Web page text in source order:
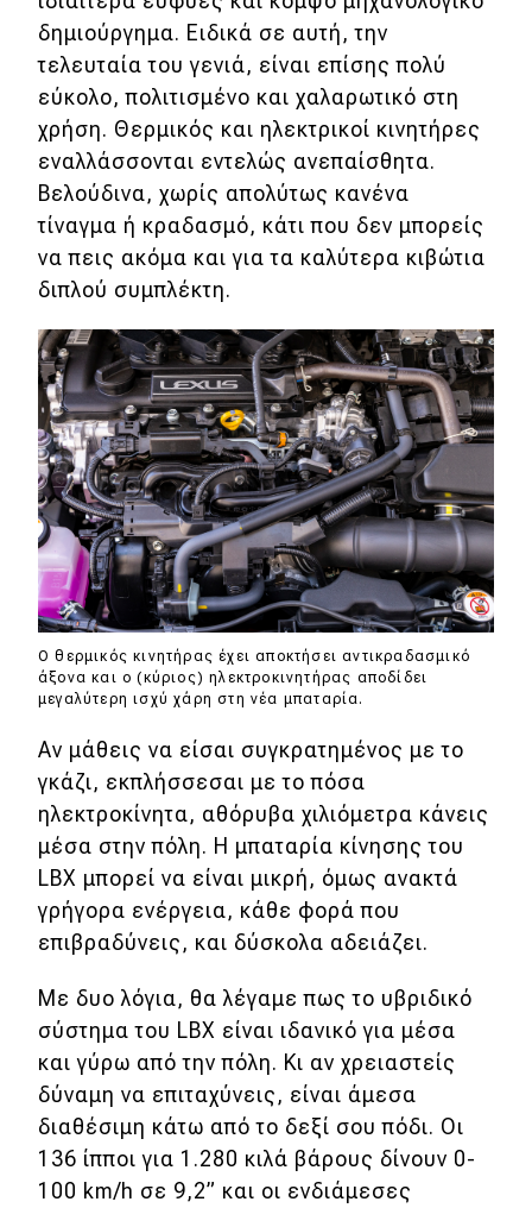
δημιούργημα. Ειδικά σε αυτή, την
τελευταία του γενιά, είναι επίσης πολύ
εύκολο, πολιτισμένο και χαλαρωτικό στη
χρήση. Θερμικός και ηλεκτρικοί κινητήρες
εναλλάσσονται εντελώς ανεπαίσθητα.
Βελούδινα, χωρίς απολύτως κανένα
τίναγμα ή κραδασμό, κάτι που δεν μπορείς
να πεις ακόμα και για τα καλύτερα κιβώτια
διπλού συμπλέκτη.
Ο θερμικός κινητήρας έχει αποκτήσει αντικραδασμικό
άξονα και ο (κύριος) ηλεκτροκινητήρας αποδίδει
μεγαλύτερη ισχύ χάρη στη νέα μπαταρία.
Αν μάθεις να είσαι συγκρατημένος με το
γκάζι, εκπλήσσεσαι με το πόσα
ηλεκτροκίνητα, αθόρυβα χιλιόμετρα κάνεις
μέσα στην πόλη. Η μπαταρία κίνησης του
LBX μπορεί να είναι μικρή, όμως ανακτά
γρήγορα ενέργεια, κάθε φορά που
επιβραδύνεις, και δύσκολα αδειάζει.
Με δυο λόγια, θα λέγαμε πως το υβριδικό
σύστημα του LBX είναι ιδανικό για μέσα
και γύρω από την πόλη. Κι αν χρειαστείς
δύναμη να επιταχύνεις, είναι άμεσα
διαθέσιμη κάτω από το δεξί σου πόδι. Οι
136 ίπποι για 1.280 κιλά βάρους δίνουν 0-
100 km/h σε 9,2” και οι ενδιάμεσες